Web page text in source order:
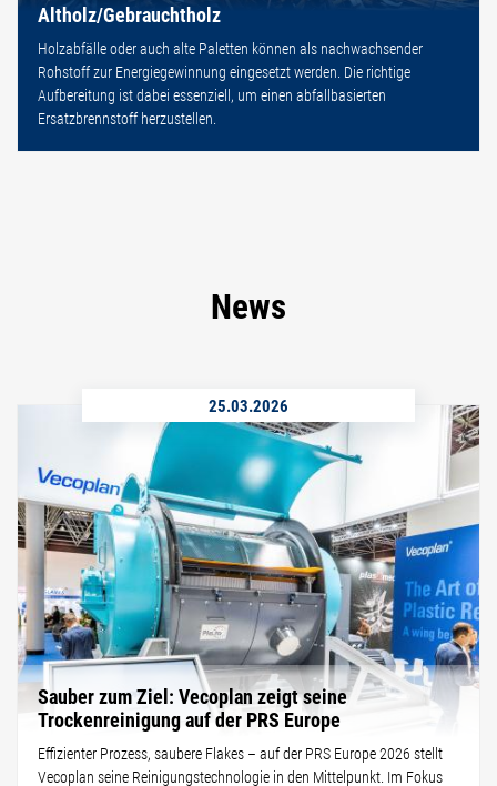
Altholz/Gebrauchtholz
Holzabfälle oder auch alte Paletten können als nachwachsender
Rohstoff zur Energiegewinnung eingesetzt werden. Die richtige
Aufbereitung ist dabei essenziell, um einen abfallbasierten
Ersatzbrennstoff herzustellen.
News
25.03.2026
Sauber zum Ziel: Vecoplan zeigt seine
Trockenreinigung auf der PRS Europe
Effizienter Prozess, saubere Flakes – auf der PRS Europe 2026 stellt
Vecoplan seine Reinigungstechnologie in den Mittelpunkt. Im Fokus